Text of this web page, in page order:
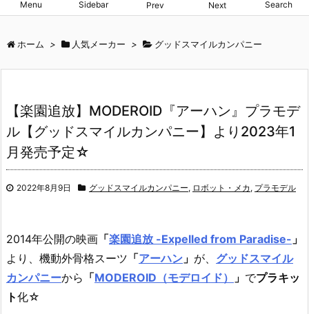
Menu Sidebar Prev Next Search
ホーム > 人気メーカー > グッドスマイルカンパニー
【楽園追放】MODEROID『アーハン』プラモデ
ル【グッドスマイルカンパニー】より2023年1
月発売予定☆
2022年8月9日 グッドスマイルカンパニー, ロボット・メカ , プラモデル
2014年公開の映画 「楽園追放 -Expelled from Paradise- 」
より、機動外骨格スーツ 「アーハン 」 が、 グッドスマイル
カンパニーから 「MODEROID（モデロイド） 」 でプラキッ
ト化☆